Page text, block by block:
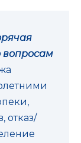
вопросам
отказ/